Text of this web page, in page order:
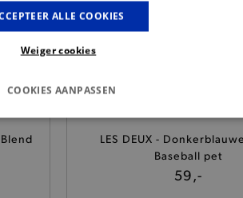
LES DEUX -
Baseball pet
59,-
ALLE COOKIES
Weiger cookies
COOKIES AANPASSEN
TARGETING